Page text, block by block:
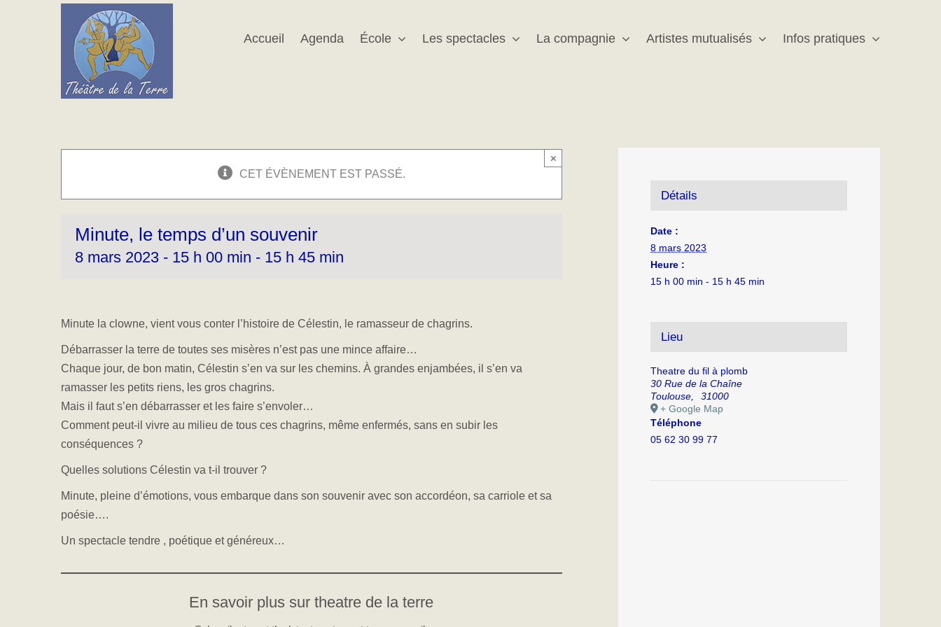
Accueil Agenda École Les spectacles La compagnie Artistes mutualisés Infos pratiques
CET ÉVÈNEMENT EST PASSÉ.
×
Minute, le temps d’un souvenir
8 mars 2023 - 15 h 00 min - 15 h 45 min
Minute la clowne, vient vous conter l’histoire de Célestin, le ramasseur de chagrins.
Débarrasser la terre de toutes ses misères n’est pas une mince affaire…
Chaque jour, de bon matin, Célestin s’en va sur les chemins. À grandes enjambées, il s’en va
ramasser les petits riens, les gros chagrins.
Mais il faut s’en débarrasser et les faire s’envoler…
Comment peut-il vivre au milieu de tous ces chagrins, même enfermés, sans en subir les
conséquences ?
Quelles solutions Célestin va t-il trouver ?
Minute, pleine d’émotions, vous embarque dans son souvenir avec son accordéon, sa carriole et sa
poésie….
Un spectacle tendre , poétique et généreux…
En savoir plus sur theatre de la terre
Détails
Date :
8 mars 2023
Heure :
15 h 00 min - 15 h 45 min
Lieu
Theatre du fil à plomb
30 Rue de la Chaîne
Toulouse
31000
+ Google Map
Téléphone
05 62 30 99 77